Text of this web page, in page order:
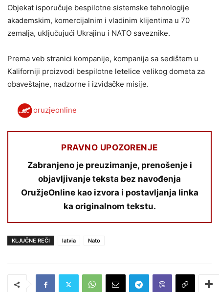
Objekat isporučuje bespilotne sistemske tehnologije
akademskim, komercijalnim i vladinim klijentima u 70
zemalja, uključujući Ukrajinu i NATO saveznike.
Prema veb stranici kompanije, kompanija sa sedištem u
Kaliforniji proizvodi bespilotne letelice velikog dometa za
obaveštajne, nadzorne i izviđačke misije.
oruzjeonline
PRAVNO UPOZORENJE
Zabranjeno je preuzimanje, prenošenje i
objavljivanje teksta bez navođenja
OružjeOnline kao izvora i postavljanja linka
ka originalnom tekstu.
KLJUČNE REČI latvia Nato